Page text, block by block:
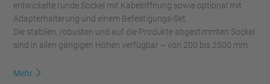
entwickelte runde Sockel mit Kabelöffnung sowie optional mit
Adapterhalterung und einem Befestigungs-Set.
Die stabilen, robusten und auf die Produkte abgestimmten Sockel
sind in allen gängigen Höhen verfügbar – von 200 bis 2500 mm.
Mehr